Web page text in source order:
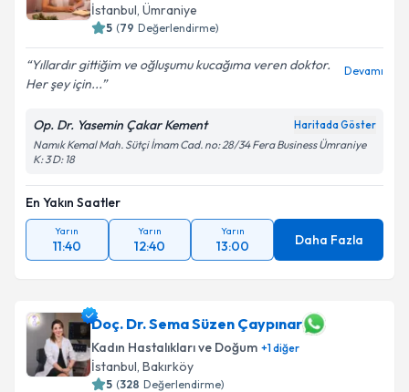
İstanbul, Ümraniye
5 (79 Değerlendirme)
Yıllardır gittiğim ve oğluşumu kucağıma veren doktor.
Her şey için...
Devamı
Op. Dr. Yasemin Çakar Kement Haritada Göster
Namık Kemal Mah. Sütçi İmam Cad. no: 28/34 Fera Business Ümraniye
K: 3 D: 18
En Yakın Saatler
Yarın
11:40
Yarın
12:40
Yarın
13:00 Daha Fazla
Doç. Dr. Sema Süzen Çaypınar
Kadın Hastalıkları ve Doğum +1diğer
İstanbul, Bakırköy
5 (328 Değerlendirme)